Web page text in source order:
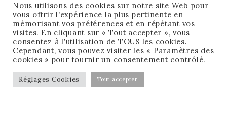
Nous utilisons des cookies sur notre site Web pour
vous offrir l'expérience la plus pertinente en
mémorisant vos préférences et en répétant vos
visites. En cliquant sur « Tout accepter », vous
consentez à l'utilisation de TOUS les cookies.
Cependant, vous pouvez visiter les « Paramètres des
cookies » pour fournir un consentement contrôlé.
Réglages Cookies Tout accepter